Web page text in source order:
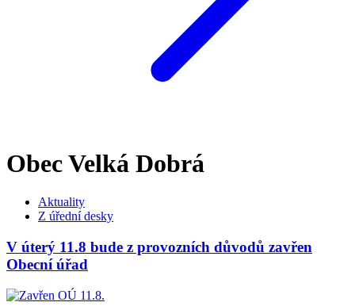
Obec Velká Dobrá
Aktuality
Z úřední desky
V úterý 11.8 bude z provozních důvodů zavřen
Obecní úřad